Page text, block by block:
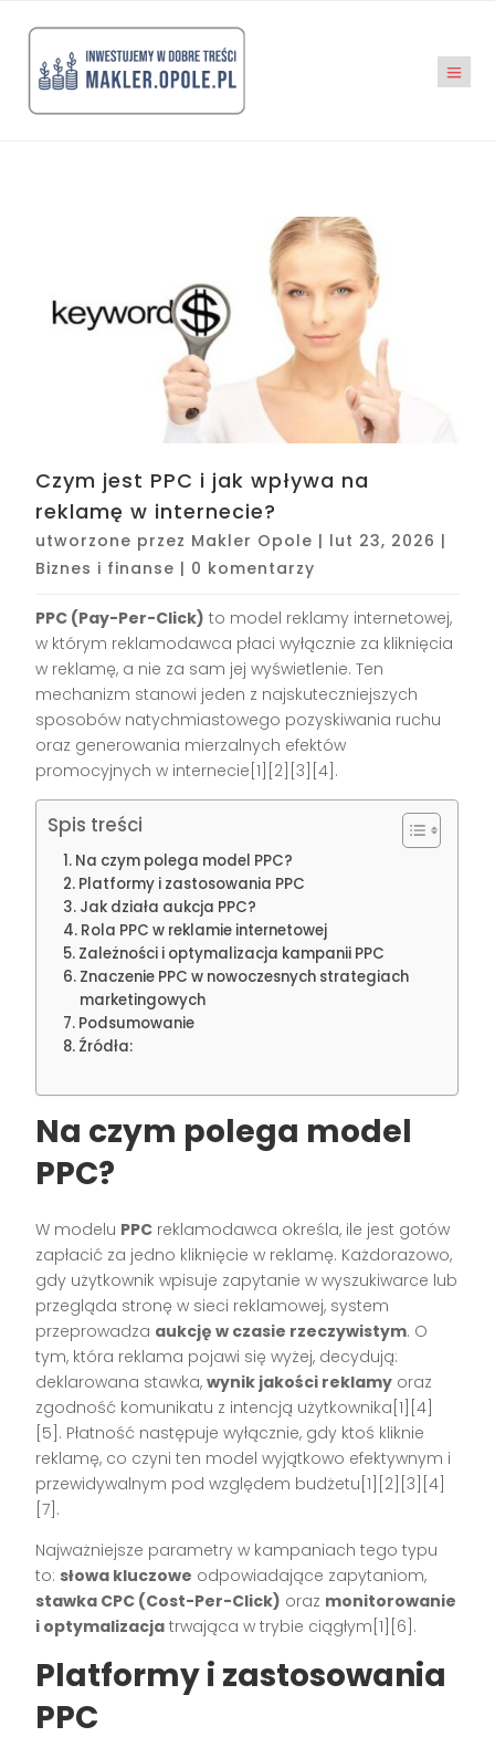
Czym jest PPC i jak wpływa na
reklamę w internecie?
utworzone przez Makler Opole | lut 23, 2026 |
Biznes i finanse | 0 komentarzy
PPC (Pay-Per-Click) to model reklamy internetowej,
w którym reklamodawca płaci wyłącznie za kliknięcia
w reklamę, a nie za sam jej wyświetlenie. Ten
mechanizm stanowi jeden z najskuteczniejszych
sposobów natychmiastowego pozyskiwania ruchu
oraz generowania mierzalnych efektów
promocyjnych w internecie[1][2][3][4].
Spis treści
Na czym polega model PPC?
Platformy i zastosowania PPC
Jak działa aukcja PPC?
Rola PPC w reklamie internetowej
Zależności i optymalizacja kampanii PPC
Znaczenie PPC w nowoczesnych strategiach
marketingowych
Podsumowanie
Źródła:
Na czym polega model
PPC?
W modelu PPC reklamodawca określa, ile jest gotów
zapłacić za jedno kliknięcie w reklamę. Każdorazowo,
gdy użytkownik wpisuje zapytanie w wyszukiwarce lub
przegląda stronę w sieci reklamowej, system
przeprowadza aukcję w czasie rzeczywistym. O
tym, która reklama pojawi się wyżej, decydują:
deklarowana stawka,wynik jakości reklamy oraz
zgodność komunikatu z intencją użytkownika[1][4]
[5]. Płatność następuje wyłącznie, gdy ktoś kliknie
reklamę, co czyni ten model wyjątkowo efektywnym i
przewidywalnym pod względem budżetu[1][2][3][4]
[7].
Najważniejsze parametry w kampaniach tego typu
to: słowa kluczowe odpowiadające zapytaniom,
stawka CPC (Cost-Per-Click) oraz monitorowanie
i optymalizacja trwająca w trybie ciągłym[1][6].
Platformy i zastosowania
PPC